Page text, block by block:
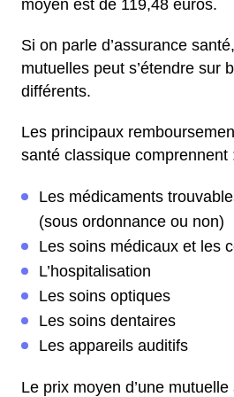
moyen est de 119,48 euros.
Si on parle d’assurance
mutuelles peut s’étendre sur
différents.
Les principaux
santé classique comprennent
Les médicaments
(sous ordonnance ou non)
Les soins médicaux et les
L’hospitalisation
Les soins optiques
Les soins dentaires
Les appareils auditifs
Le prix moyen d’une